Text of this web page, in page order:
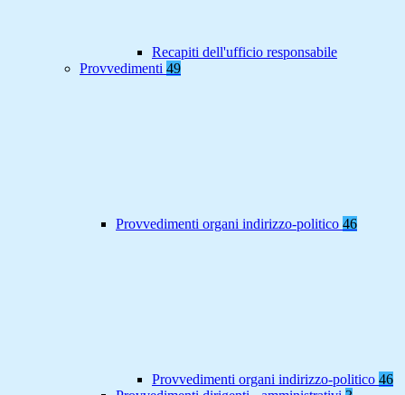
Recapiti dell'ufficio responsabile
Provvedimenti 49
Provvedimenti organi indirizzo-politico 46
Provvedimenti organi indirizzo-politico 46